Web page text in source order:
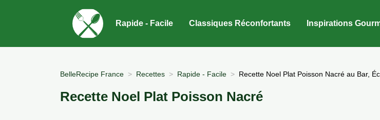
Rapide - Facile Classiques Réconfortants Inspirations
BelleRecipe France Recettes Rapide - Facile Recette Noel Plat Poisson Nacré au Bar,
Recette Noel Plat Poisson Nacré